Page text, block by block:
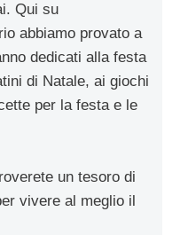
Qui su
abbiamo provato a
dedicati alla festa
di Natale, ai giochi
per la festa e le
un tesoro di
vivere al meglio il